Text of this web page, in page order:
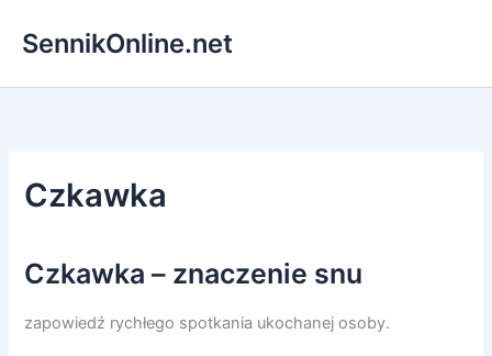
SennikOnline.net
Czkawka
Czkawka – znaczenie snu
zapowiedź rychłego spotkania ukochanej osoby.